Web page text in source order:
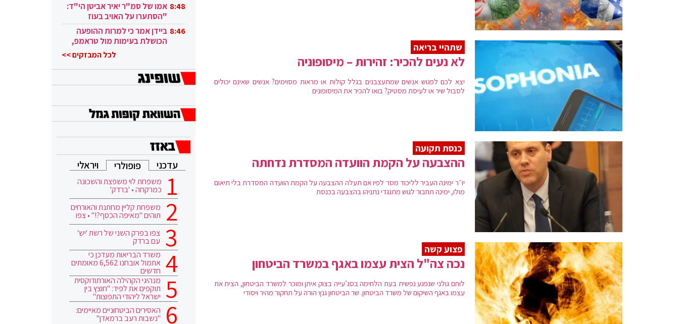
שתהיי בריאה
לא נעים להכיר: זהירות – מיסופוניה
יצא לכם לפגוש אנשים שמתעצבנים בגלל קולות או מראות מסוימים? אנשים שאינם יכולים
לסבול שיר או לעיסת מסטיק? בואו להכיר את המיסופונים
כנסת תקועה
ההצבעה על הקמת הוועדה המסדרת נדחתה
יו״ר ימינה העביר לליכוד מסר לפיו אם תעלה ההצבעה על הקמת הוועדה המסדרת בלי תיאום
מולו, ימינה תחבור לגוש מתנגדי נתניהו בהצבעה בכנסת
פצוע קשה
נכה צה"ל הצית עצמו באגף במשרד הביטחון
לוחם גולני שנפגע נפשית בעת הלחימה בסג’עייה בצוק איתן ומוכר למשרד הביטחון, הצית את
עצמו באגף השיקום של משרד הביטחון. שר הביטחון גנץ הורה על תחקור מהיר ויסודי
8:48 אמו של סמ"ר יאיר אביטן הי"ד:
"הסתערו על האויב בעוז
ובגבורה" 8:46 ביידן אמר כי למרות ההופעה
הכושלת בעימות מול טראמפ,
לכל המבזקים >>
עדכני פופולרי ויראלי
משפחת לוי משפצת והשכונה
כמרקחה • 'ברדק'
משפחת קליין מחתנת והאורחים
תוהים "מאיפה הכסף?!" • צפו
צפו בפרק השני של רשת 'יש'
עם ברדק
משרד הבריאות מעדכן כי
אתמול אובחנו 6,562 מאומתים
חדשים
מנהיגי הקהילה האורתודוקסית
תוקפים את לפיד: "חוצץ בין
ישראל ליהודי התפוצות"
האסירים הביטחוניים מאיימים:
"נשבות רעב ברמאדן"